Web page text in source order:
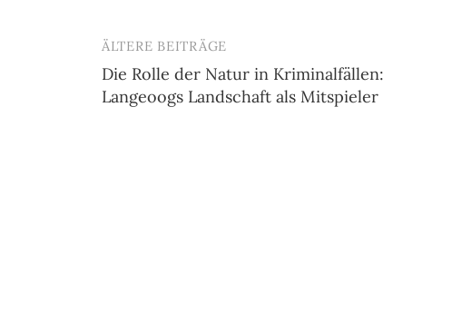
Beitragsnavigation
ÄLTERE BEITRÄGE
Die Rolle der Natur in Kriminalfällen:
Langeoogs Landschaft als Mitspieler